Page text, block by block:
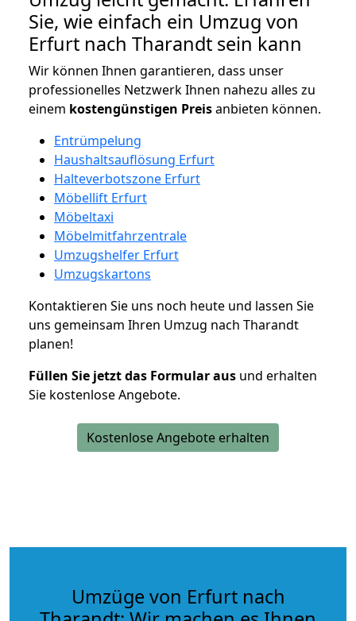
Sie, wie einfach ein Umzug von
Erfurt nach Tharandt sein kann
Wir können Ihnen garantieren, dass unser
professionelles Netzwerk Ihnen nahezu alles zu
einem kostengünstigen Preisanbieten können.
Entrümpelung
Haushaltsauflösung Erfurt
Halteverbotszone Erfurt
Möbellift Erfurt
Möbeltaxi
Möbelmitfahrzentrale
Umzugshelfer Erfurt
Umzugskartons
Kontaktieren Sie uns noch heute und lassen Sie
uns gemeinsam Ihren Umzug nach Tharandt
planen!
Füllen Sie jetzt das Formular aus und erhalten
Sie kostenlose Angebote.
Kostenlose Angebote erhalten
Umzüge von Erfurt nach